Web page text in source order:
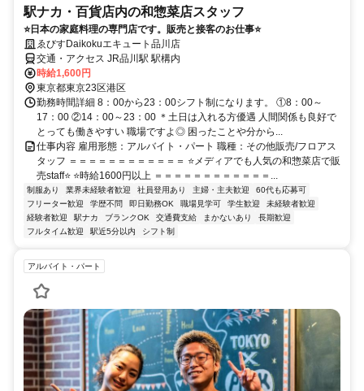
駅ナカ・百貨店内の和惣菜店スタッフ
⭐日本の家庭料理の専門店です。販売と接客のお仕事⭐
ゑびすDaikokuエキュート品川店
交通・アクセス JR品川駅 駅構内
時給1,600円
東京都東京23区港区
勤務時間詳細 8：00から23：00シフト制になります。 ①8：00～
17：00 ②14：00～23：00 ＊土日は入れる方優遇 人間関係も良好で
とっても働きやすい 職場ですよ◎ 困ったことや分から...
仕事内容 雇用形態：アルバイト・パート 職種：その他販売/フロアス
タッフ ＝＝＝＝＝＝＝＝＝＝＝＝ ⭐メディアでも人気の和惣菜店で販
売staff⭐ ⭐時給1600円以上 ＝＝＝＝＝＝＝＝＝＝＝＝...
制服あり 業界未経験者歓迎 社員登用あり 主婦・主夫歓迎
60代も応募可
フリーター歓迎
学歴不問 即日勤務OK 職場見学可 学生歓迎
未経験者歓迎
経験者歓迎
駅ナカ ブランクOK 交通費支給 まかないあり
長期歓迎
フルタイム歓迎
駅近5分以内 シフト制
アルバイト・パート